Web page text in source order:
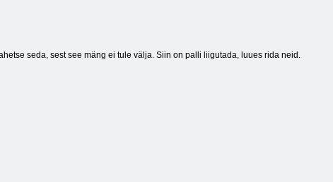
seda, sest see mäng ei tule välja. Siin on palli liigutada, luues rida neid.